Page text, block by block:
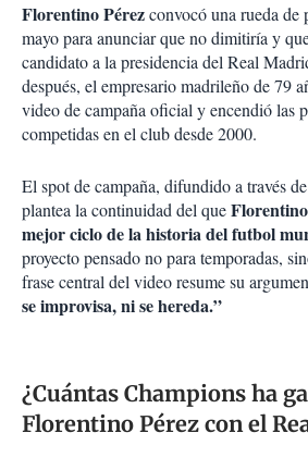
Florentino Pérezconvocó una rueda de
mayo para anunciar que no dimitiría y
candidato a la presidencia del Real
después, el empresario madrileño de 79
video de campaña oficial y encendió las
competidas en el club desde 2000.
El spot de campaña, difundido a través
plantea la continuidad del queFlorentino
mejor ciclo de la historia del futbol
proyecto pensado no para temporadas,
frase central del video resume su
se improvisa, ni se hereda.”
¿Cuántas Champions ha
Florentino Pérez con el